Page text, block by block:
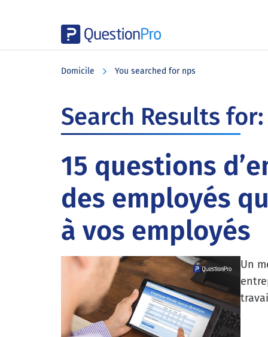
Domicile You searched for nps
Search Results
15 questions
des employés
à vos employés
Un